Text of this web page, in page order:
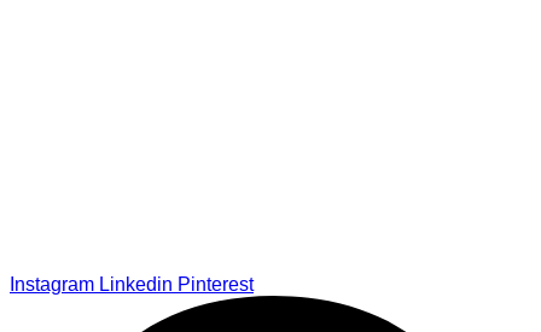
Instagram Linkedin Pinterest